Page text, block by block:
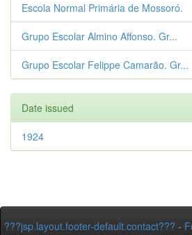
Escola Normal Primária de Mossoró.
Grupo Escolar Almino Affonso. Gr...
Grupo Escolar Felippe Camarão. Gr...
Date issued
1924
???jsp.layout.footer-default.contact??? -